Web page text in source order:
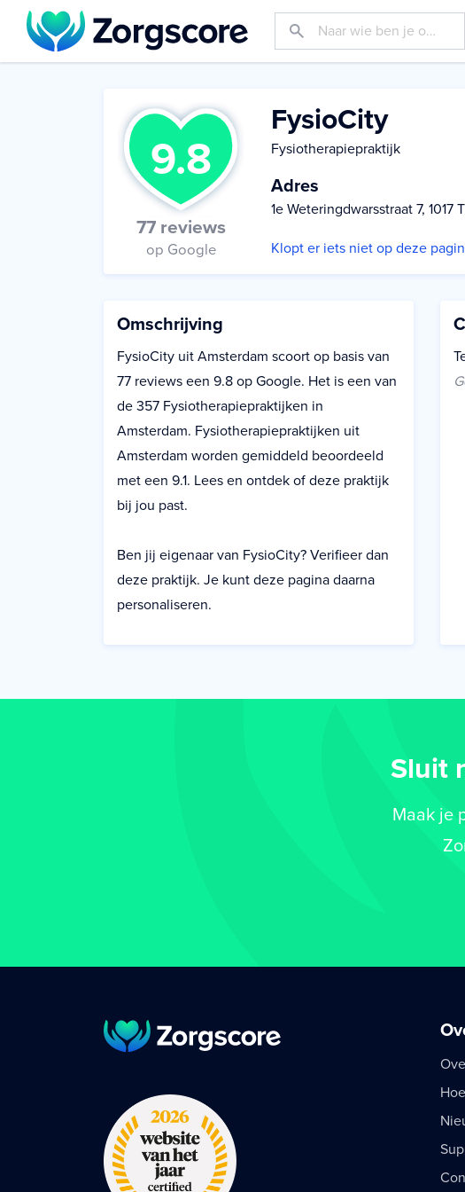
9.8
77 reviews
op Google
FysioCity
Fysiotherapiepraktijk
Adres
1e Weteringdwarsstraat 7, 1017
Klopt er iets niet op deze
Omschrijving
FysioCity uit Amsterdam scoort op basis van
77 reviews een 9.8 op Google. Het is een van
de 357 Fysiotherapiepraktijken in
Amsterdam. Fysiotherapiepraktijken uit
Amsterdam worden gemiddeld beoordeeld
met een 9.1. Lees en ontdek of deze praktijk
bij jou past.
Ben jij eigenaar van FysioCity? Verifieer dan
deze praktijk. Je kunt deze pagina daarna
personaliseren.
Sluit
Maak je